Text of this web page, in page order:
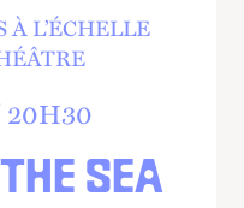
SEA
À L’ÉCHELLE
20H30